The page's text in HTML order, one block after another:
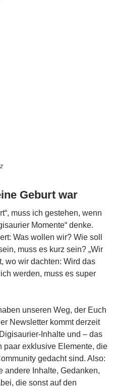
Geburt war
muss ich gestehen, wenn
Momente“ denke.
Was wollen wir? Wie soll
muss es kurz sein? „Wir
wo wir dachten: Wird das
werden, muss es super
unseren Weg, der Euch
Newsletter kommt derzeit
Inhalte und – das
paar exklusive Elemente, die
gedacht sind. Also:
andere Inhalte, Gedanken,
die sonst auf den